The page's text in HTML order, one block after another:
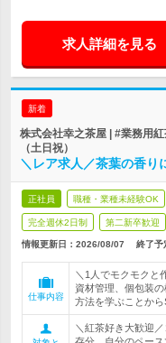
求人詳細を見る
新着
株式会社幸之茶屋 | #業務用
（土日祝）
＼レア求人／茶葉の香り
正社員 職種・業種未経験OK
完全週休2日制 第二新卒歓迎
情報更新日：2026/08/07 終了予
仕事内容
＼1人でモクモクと
資材管理、個包装
方法を学ぶことから
＼紅茶好き大歓迎
存分、自分のペー